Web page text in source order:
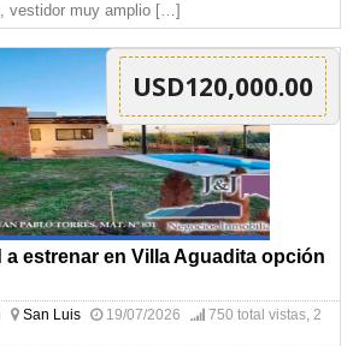
vestidor muy amplio […]
USD120,000.00
estrenar en Villa Aguadita opción
San Luis 19/07/2026
750 total vistas, 2